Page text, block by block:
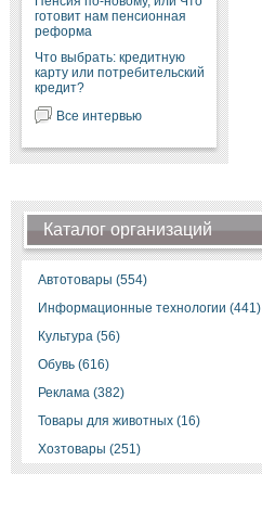
готовит нам пенсионная
реформа
Что выбрать: кредитную
карту или потребительский
кредит?
Все интервью
Каталог организаций
Автотовары (554)
Информационные технологии (441)
Культура (56)
Обувь (616)
Реклама (382)
Товары для животных (16)
Хозтовары (251)